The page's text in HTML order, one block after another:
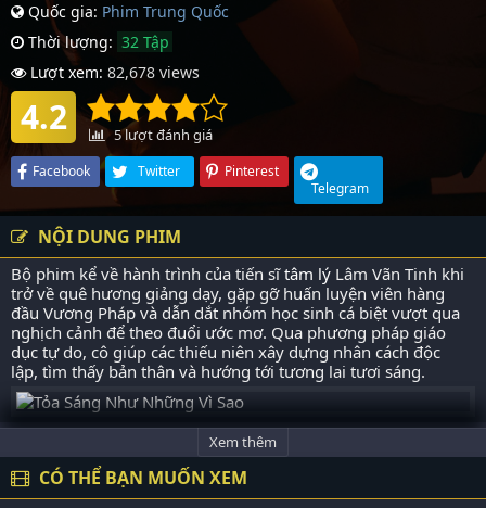
Quốc gia: Phim Trung Quốc
Thời lượng: 32 Tập
Lượt xem: 82,678 views
4.2 5lượt đánh giá
Facebook Twitter
Pinterest
Telegram
NỘI DUNG PHIM
Bộ phim kể về hành trình của tiến sĩtâm lý Lâm Vãn Tinh khi
trở về quê hương giảng dạy, gặp gỡ huấn luyện viên hàng
đầu Vương Pháp và dẫn dắt nhóm học sinh cá biệt vượt qua
nghịch cảnh để theo đuổi ước mơ. Qua phương pháp giáo
dục tự do, cô giúp các thiếu niên xây dựng nhân cách độc
lập, tìm thấy bản thân và hướng tới tương lai tươi sáng.
Xem thêm
CÓ THỂ BẠN MUỐN XEM